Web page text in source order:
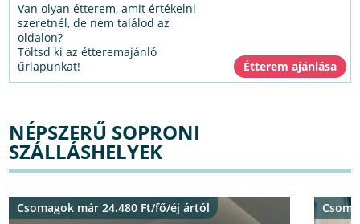
Van olyan étterem, amit értékelni
szeretnél, de nem találod az
oldalon?
Töltsd ki az étteremajánló
űrlapunkat!
NÉPSZERŰ SOPRONI
SZÁLLÁSHELYEK
Csomagok már 24.480 Ft/fő/éj ártól